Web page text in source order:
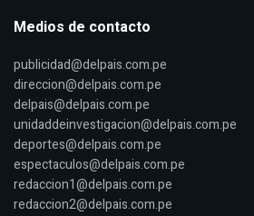
Medios de contacto
publicidad@delpais.com.pe
direccion@delpais.com.pe
delpais@delpais.com.pe
unidaddeinvestigacion@delpais.com.pe
deportes@delpais.com.pe
espectaculos@delpais.com.pe
redaccion1@delpais.com.pe
redaccion2@delpais.com.pe